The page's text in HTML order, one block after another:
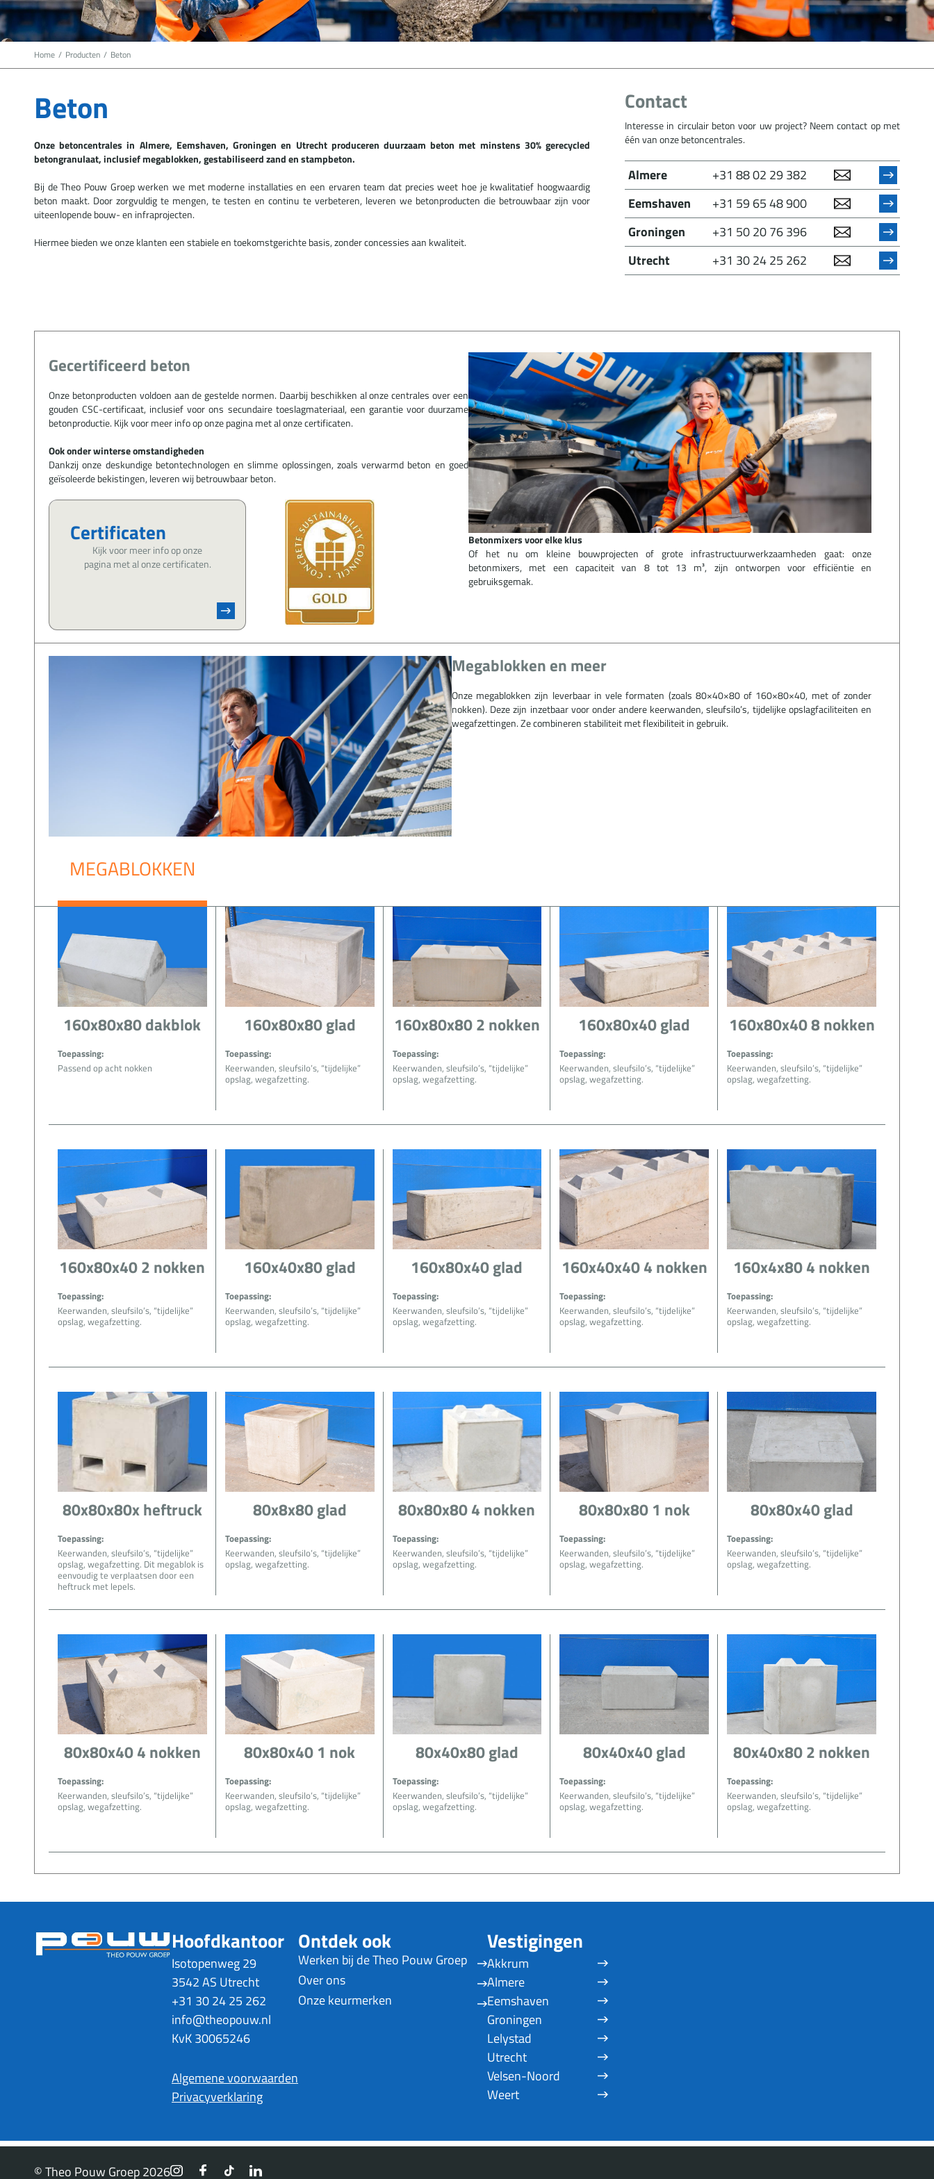
Home / Producten / Beton
Beton
Onze betoncentrales in Almere, Eemshaven, Groningen en Utrecht produceren duurzaam beton met minstens 30% gerecycled
betongranulaat, inclusief megablokken, gestabiliseerd zand en stampbeton.
Bij de Theo Pouw Groep werken we met moderne installaties en een ervaren team dat precies weet hoe je kwalitatief hoogwaardig
beton maakt. Door zorgvuldig te mengen, te testen en continu te verbeteren, leveren we betonproducten die betrouwbaar zijn voor
uiteenlopende bouw- en infraprojecten.
Hiermee bieden we onze klanten een stabiele en toekomstgerichte basis, zonder concessies aan kwaliteit.
Contact
Interesse in circulair beton voor uw project? Neem contact op met
één van onze betoncentrales.
Almere
+31 88 02 29 382
Eemshaven
+31 59 65 48 900
Groningen
+31 50 20 76 396
Utrecht
+31 30 24 25 262
Gecertificeerd beton
Onze betonproducten voldoen aan de gestelde normen. Daarbij beschikken al onze centrales over een
gouden CSC-certificaat, inclusief voor ons secundaire toeslagmateriaal, een garantie voor duurzame
betonproductie. Kijk voor meer info op onze pagina met al onze certificaten.
Ook onder winterse omstandigheden
Dankzij onze deskundige betontechnologen en slimme oplossingen, zoals verwarmd beton en goed
geïsoleerde bekistingen, leveren wij betrouwbaar beton.
Certificaten
Kijk voor meer info op onze
pagina met al onze certificaten.
Betonmixers voor elke klus
Of het nu om kleine bouwprojecten of grote infrastructuurwerkzaamheden gaat: onze
betonmixers, met een capaciteit van 8 tot 13 m³, zijn ontworpen voor efficiëntie en
gebruiksgemak.
Megablokken en meer
Onze megablokken zijn leverbaar in vele formaten (zoals 80×40×80 of 160×80×40, met of zonder
nokken). Deze zijn inzetbaar voor onder andere keerwanden, sleufsilo’s, tijdelijke opslagfaciliteiten en
wegafzettingen. Ze combineren stabiliteit met flexibiliteit in gebruik.
MEGABLOKKEN
160x80x80 dakblok
Toepassing:
Passend op acht nokken
160x80x80 glad
Toepassing:
Keerwanden, sleufsilo’s, “tijdelijke”
opslag, wegafzetting.
160x80x80 2 nokken
Toepassing:
Keerwanden, sleufsilo’s, “tijdelijke”
opslag, wegafzetting.
160x80x40 glad
Toepassing:
Keerwanden, sleufsilo’s, “tijdelijke”
opslag, wegafzetting.
160x80x40 8 nokken
Toepassing:
Keerwanden, sleufsilo’s, “tijdelijke”
opslag, wegafzetting.
160x80x40 2 nokken
Toepassing:
Keerwanden, sleufsilo’s, “tijdelijke”
opslag, wegafzetting.
160x40x80 glad
Toepassing:
Keerwanden, sleufsilo’s, “tijdelijke”
opslag, wegafzetting.
160x80x40 glad
Toepassing:
Keerwanden, sleufsilo’s, “tijdelijke”
opslag, wegafzetting.
160x40x40 4 nokken
Toepassing:
Keerwanden, sleufsilo’s, “tijdelijke”
opslag, wegafzetting.
160x4x80 4 nokken
Toepassing:
Keerwanden, sleufsilo’s, “tijdelijke”
opslag, wegafzetting.
80x80x80x heftruck
Toepassing:
Keerwanden, sleufsilo’s, “tijdelijke”
opslag, wegafzetting. Dit megablok is
eenvoudig te verplaatsen door een
heftruck met lepels.
80x8x80 glad
Toepassing:
Keerwanden, sleufsilo’s, “tijdelijke”
opslag, wegafzetting.
80x80x80 4 nokken
Toepassing:
Keerwanden, sleufsilo’s, “tijdelijke”
opslag, wegafzetting.
80x80x80 1 nok
Toepassing:
Keerwanden, sleufsilo’s, “tijdelijke”
opslag, wegafzetting.
80x80x40 glad
Toepassing:
Keerwanden, sleufsilo’s, “tijdelijke”
opslag, wegafzetting.
80x80x40 4 nokken
Toepassing:
Keerwanden, sleufsilo’s, “tijdelijke”
opslag, wegafzetting.
80x80x40 1 nok
Toepassing:
Keerwanden, sleufsilo’s, “tijdelijke”
opslag, wegafzetting.
80x40x80 glad
Toepassing:
Keerwanden, sleufsilo’s, “tijdelijke”
opslag, wegafzetting.
80x40x40 glad
Toepassing:
Keerwanden, sleufsilo’s, “tijdelijke”
opslag, wegafzetting.
80x40x80 2 nokken
Toepassing:
Keerwanden, sleufsilo’s, “tijdelijke”
opslag, wegafzetting.
Hoofdkantoor
Isotopenweg 29
3542 AS Utrecht
+31 30 24 25 262
info@theopouw.nl
KvK 30065246
Algemene voorwaarden
Privacyverklaring
Ontdek ook
Werken bij de Theo Pouw Groep
Over ons
Onze keurmerken
Vestigingen
Akkrum
Almere
Eemshaven
Groningen
Lelystad
Utrecht
Velsen-Noord
Weert
© Theo Pouw Groep 2026